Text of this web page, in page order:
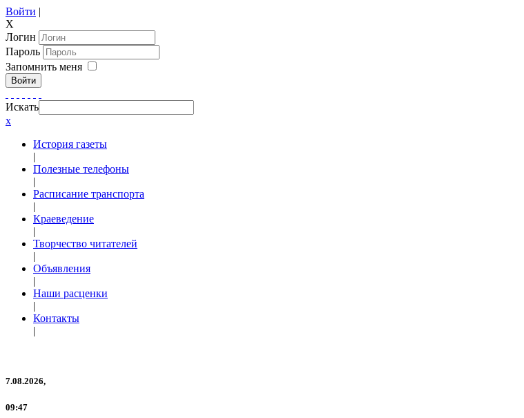
Войти |
X
Логин
Пароль
Запомнить меня
Войти
Искать
x
История газеты
|
Полезные телефоны
|
Расписание транспорта
|
Краеведение
|
Творчество читателей
|
Объявления
|
Наши расценки
|
Контакты
|
7.08.2026,
09:47